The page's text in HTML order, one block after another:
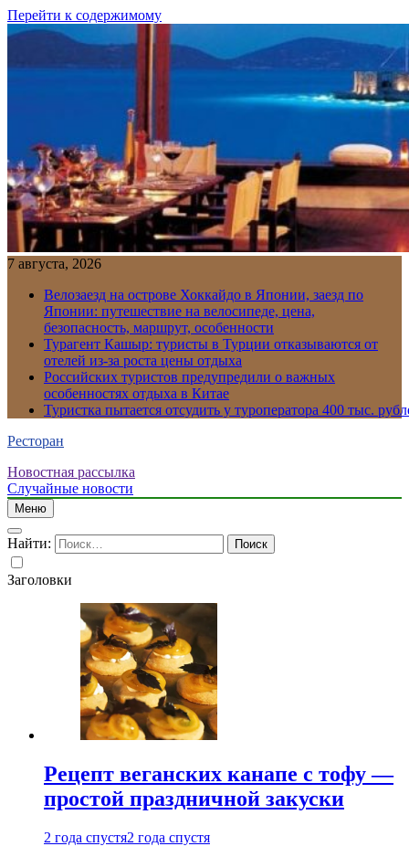
Перейти к содержимому
7 августа, 2026
Велозаезд на острове Хоккайдо в Японии, заезд по
Японии: путешествие на велосипеде, цена,
безопасность, маршрут, особенности
Турагент Кашыр: туристы в Турции отказываются от
отелей из-за роста цены отдыха
Российских туристов предупредили о важных
особенностях отдыха в Китае
Туристка пытается отсудить у туроператора 400 тыс.
Ресторан
Новостная рассылка
Случайные новости
Меню
Найти:
Заголовки
Рецепт веганских канапе с тофу —
простой праздничной закуски
2 года спустя2 года спустя